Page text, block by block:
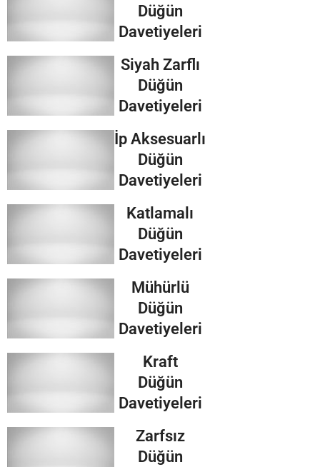
Düğün
Davetiyeleri
Siyah Zarflı
Düğün
Davetiyeleri
İp Aksesuarlı
Düğün
Davetiyeleri
Katlamalı
Düğün
Davetiyeleri
Mühürlü
Düğün
Davetiyeleri
Kraft
Düğün
Davetiyeleri
Zarfsız
Düğün